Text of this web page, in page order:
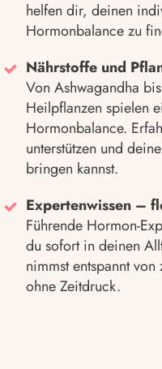
helfen dir, deinen
Hormonbalance zu
Nährstoffe und
Von Ashwagandha
Heilpflanzen spielen
Hormonbalance.
unterstützen und
bringen kannst.
Expertenwissen –
Führende Hormon-
du sofort in deinen
nimmst entspannt
ohne Zeitdruck.